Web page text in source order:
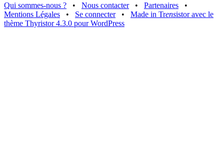
Qui sommes-nous ? • Nous contacter • Partenaires
•
Mentions Légales
• Se connecter • Made in Trensistor avec le
thème Thyristor 4.3.0 pour WordPress